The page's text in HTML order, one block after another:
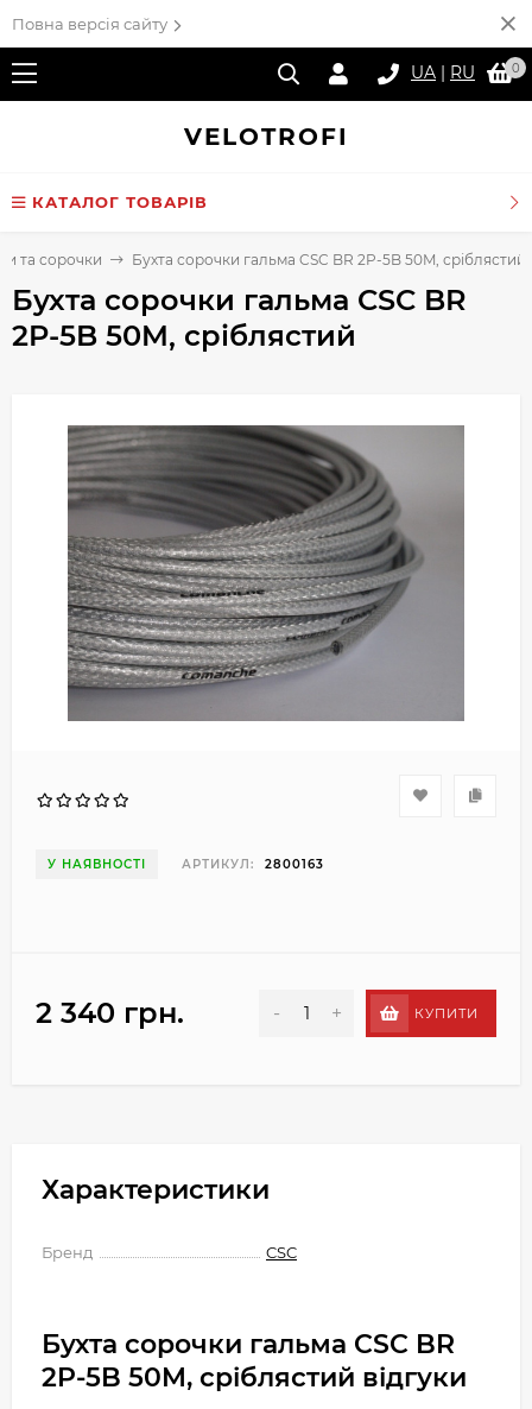
Повна версія сайту
UA | RU 0
VELOTROFI
КАТАЛОГ ТОВАРІВ
та сорочки Бухта сорочки гальма CSC BR 2P-5B 50M, сріблястий
Бухта сорочки гальма CSC BR
2P-5B 50M, сріблястий
У НАЯВНОСТІ АРТИКУЛ: 2800163
2 340 грн. - + КУПИТИ
Характеристики
Бренд CSC
Бухта сорочки гальма CSC BR
2P-5B 50M, сріблястий відгуки